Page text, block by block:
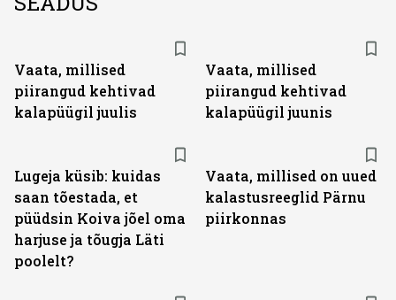
Vaata, millised
piirangud kehtivad
kalapüügil juulis
Vaata, millised
piirangud kehtivad
kalapüügil juunis
Lugeja küsib: kuidas
saan tõestada, et
püüdsin Koiva jõel oma
harjuse ja tõugja Läti
poolelt?
Vaata, millised on uued
kalastusreeglid Pärnu
piirkonnas